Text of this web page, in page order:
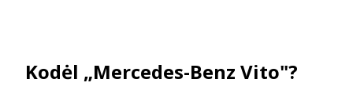
Kodėl „Mercedes-Benz Vito"?